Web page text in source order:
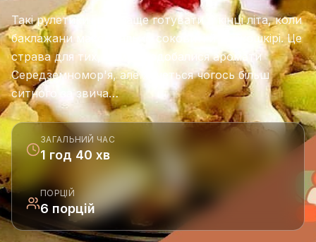
Такі рулетики найкраще готувати в кінці літа, коли
баклажани максимально соковиті й тонкошкірі. Це
страва для тих, кому сподобалися аромати
Середземномор'я, але хочеться чогось більш
ситного за звича…
ЗАГАЛЬНИЙ ЧАС
1 год 40 хв
ПОРЦІЙ
6 порцій